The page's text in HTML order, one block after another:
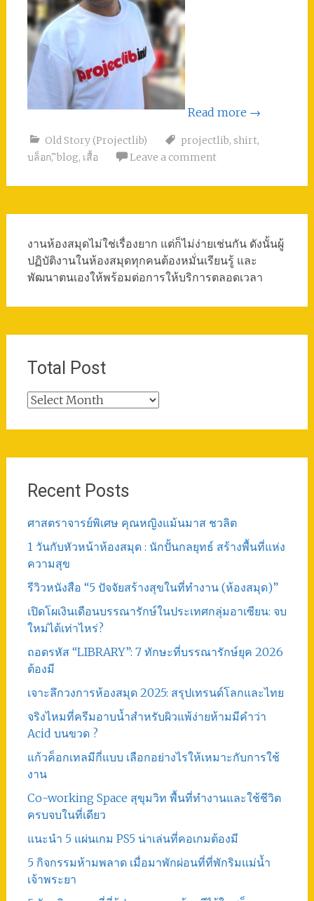
Read more →
Old Story (Projectlib) projectlib, shirt,
บล็อก,ิblog, เสื้อ Leave a comment
งานห้องสมุดไม่ใช่เรื่องยาก แต่ก็ไม่ง่ายเช่นกัน ดังนั้นผู้
ปฏิบัติงานในห้องสมุดทุกคนต้องหมั่นเรียนรู้ และ
พัฒนาตนเองให้พร้อมต่อการให้บริการตลอดเวลา
Total Post
Total
Recent Posts
ศาสตราจารย์พิเศษ คุณหญิงแม้นมาส ชวลิต
1 วันกับหัวหน้าห้องสมุด : นักปั้นกลยุทธ์ สร้างพื้นที่แห่ง
ความสุข
รีวิวหนังสือ “5 ปัจจัยสร้างสุขในที่ทำงาน (ห้องสมุด)”
เปิดโผเงินเดือนบรรณารักษ์ในประเทศกลุ่มอาเซียน: จบ
ใหม่ได้เท่าไหร่?
ถอดรหัส “LIBRARY”: 7 ทักษะที่บรรณารักษ์ยุค 2026
ต้องมี
เจาะลึกวงการห้องสมุด 2025: สรุปเทรนด์โลกและไทย
จริงไหมที่ครีมอาบน้ำสำหรับผิวแพ้ง่ายห้ามมีคำว่า
Acid บนขวด ?
แก้วค็อกเทลมีกี่แบบ เลือกอย่างไรให้เหมาะกับการใช้
งาน
Co-working Space สุขุมวิท พื้นที่ทำงานและใช้ชีวิต
ครบจบในที่เดียว
แนะนำ 5 แผ่นเกม PS5 น่าเล่นที่คอเกมต้องมี
5 กิจกรรมห้ามพลาด เมื่อมาพักผ่อนที่ที่พักริมแม่น้ำ
เจ้าพระยา